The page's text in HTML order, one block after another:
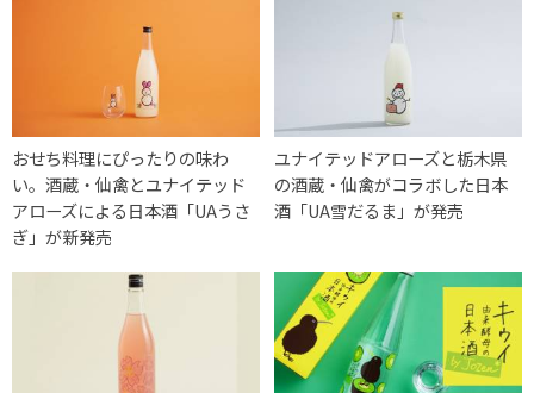
おせち料理にぴったりの味わ
い。酒蔵・仙禽とユナイテッド
アローズによる日本酒「UAうさ
ぎ」が新発売
ユナイテッドアローズと栃木県
の酒蔵・仙禽がコラボした日本
酒「UA雪だるま」が発売